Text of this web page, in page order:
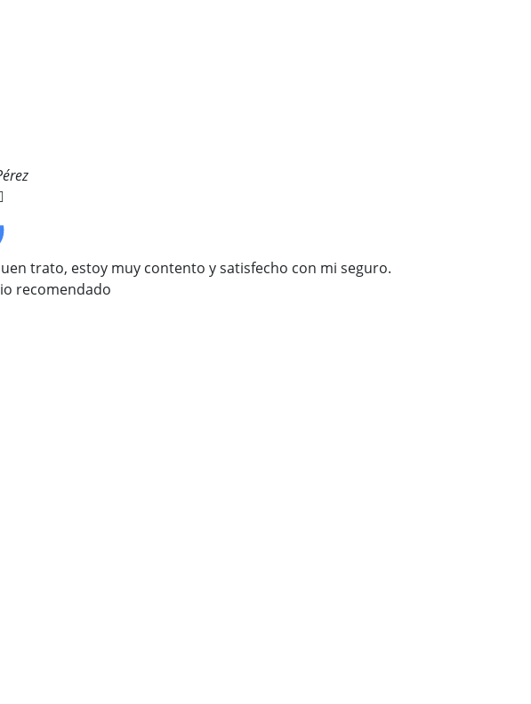
trato, estoy muy contento y satisfecho con mi seguro.
recomendado